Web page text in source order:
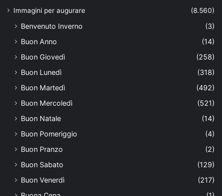
Immagini per augurare (8.560)
Benvenuto Inverno
(3)
Buon Anno
(14)
Buon Giovedì
(258)
Buon Lunedì
(318)
Buon Martedì
(492)
Buon Mercoledì
(521)
Buon Natale
(14)
Buon Pomeriggio
(4)
Buon Pranzo
(2)
Buon Sabato
(129)
Buon Venerdì
(217)